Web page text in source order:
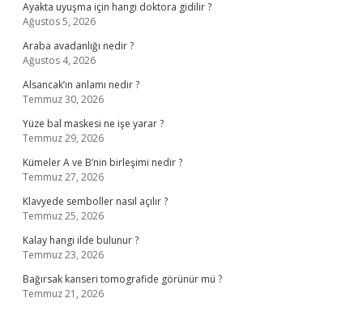
Ayakta uyuşma için hangi doktora gidilir ?
Ağustos 5, 2026
Araba avadanlığı nedir ?
Ağustos 4, 2026
Alsancak’ın anlamı nedir ?
Temmuz 30, 2026
Yüze bal maskesi ne işe yarar ?
Temmuz 29, 2026
Kümeler A ve B’nin birleşimi nedir ?
Temmuz 27, 2026
Klavyede semboller nasıl açılır ?
Temmuz 25, 2026
Kalay hangi ilde bulunur ?
Temmuz 23, 2026
Bağırsak kanseri tomografide görünür mü ?
Temmuz 21, 2026